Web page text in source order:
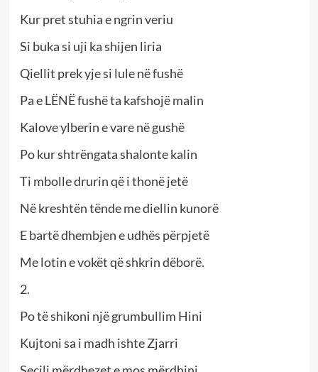
Kur pret stuhia e ngrin veriu
Si buka si uji ka shijen liria
Qiellit prek yje si lule në fushë
Pa e LËNË fushë ta kafshojë malin
Kalove ylberin e vare në gushë
Po kur shtrëngata shalonte kalin
Ti mbolle drurin që i thonë jetë
Në kreshtën tënde me diellin kunorë
E bartë dhembjen e udhës përpjetë
Me lotin e vokët që shkrin dëborë.
2.
Po të shikoni një grumbullim Hini
Kujtoni sa i madh ishte Zjarri